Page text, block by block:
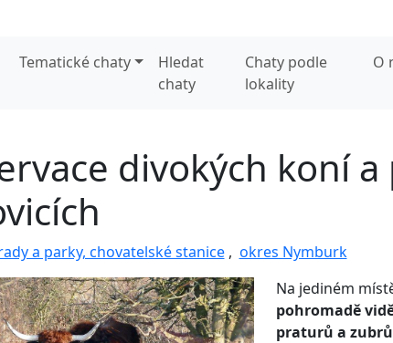
Tematické chaty
Hledat
chaty
Chaty podle
lokality
O
divokých koní
a parky, chovatelské stanice, okres Nymburk
Na jediném
pohromadě
praturů a